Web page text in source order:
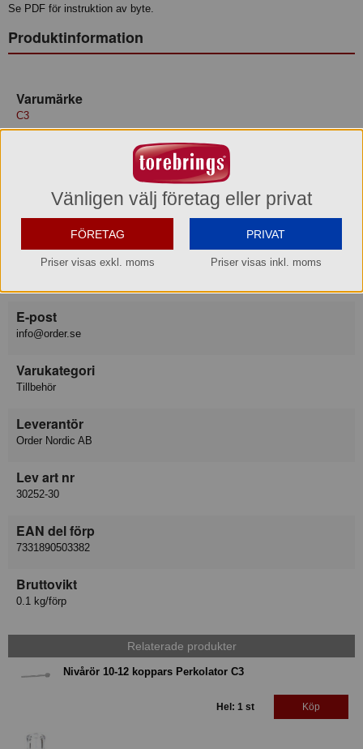
Se PDF för instruktion av byte.
Produktinformation
Varumärke
C3
Konsumentkontakt
Telefon
042 - 25 23 00
Hemsida
https://order.se/kundtjanst/service-support/
Besöksadress
E-post
info@order.se
Varukategori
Tillbehör
Leverantör
Order Nordic AB
Lev art nr
30252-30
EAN del förp
7331890503382
Bruttovikt
0.1 kg/förp
Relaterade produkter
Nivårör 10-12 koppars Perkolator C3
Hel: 1 st Köp
Vänligen välj företag eller privat
FÖRETAG
Priser visas exkl. moms
PRIVAT
Priser visas inkl. moms